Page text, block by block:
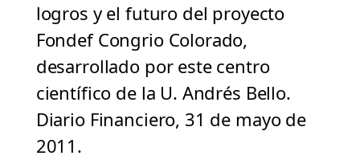
logros y el futuro del proyecto
Fondef Congrio Colorado,
desarrollado por este centro
científico de la U. Andrés Bello.
Diario Financiero, 31 de mayo de
2011.